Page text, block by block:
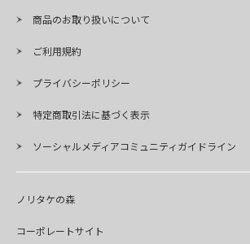
商品のお取り扱いについて
ご利用規約
プライバシーポリシー
特定商取引法に基づく表示
ソーシャルメディアコミュニティガイドライン
ノリタケの森
コーポレートサイト